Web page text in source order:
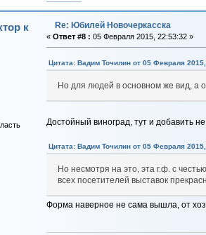
к Re: Юбилей Новочеркасска
« Ответ #8 : 05 Февраля 2015, 22:53:32 »
Цитата: Вадим Точилин от 05 Февраля
Но для людей в основном же вид, а
Достойный виноград, тут и добавить не
Цитата: Вадим Точилин от 05 Февраля
Но несмотря на это, эта г.ф. с
всех посетителей выставок
Форма наверное не сама вышла, от